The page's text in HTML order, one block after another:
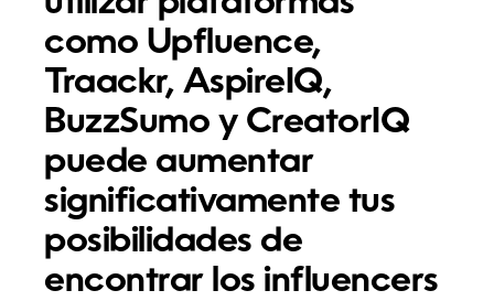
como Upfluence,
Traackr, AspireIQ,
BuzzSumo y CreatorIQ
puede aumentar
significativamente tus
posibilidades de
encontrar los influencers